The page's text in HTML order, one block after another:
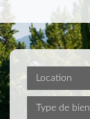
Location
Type de bien